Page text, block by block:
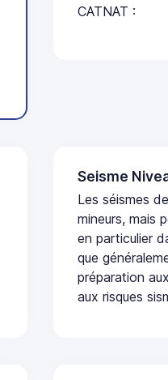
CATNAT :
Seisme
Les séismes
mineurs, mais
en particulier
que
préparation
aux risques